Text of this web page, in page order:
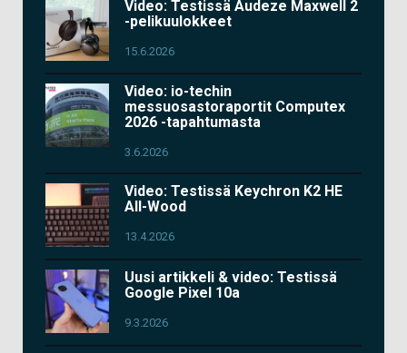
Video: Testissä Audeze Maxwell 2
-pelikuulokkeet
15.6.2026
Video: io-techin
messuosastoraportit Computex
2026 -tapahtumasta
3.6.2026
Video: Testissä Keychron K2 HE
All-Wood
13.4.2026
Uusi artikkeli & video: Testissä
Google Pixel 10a
9.3.2026